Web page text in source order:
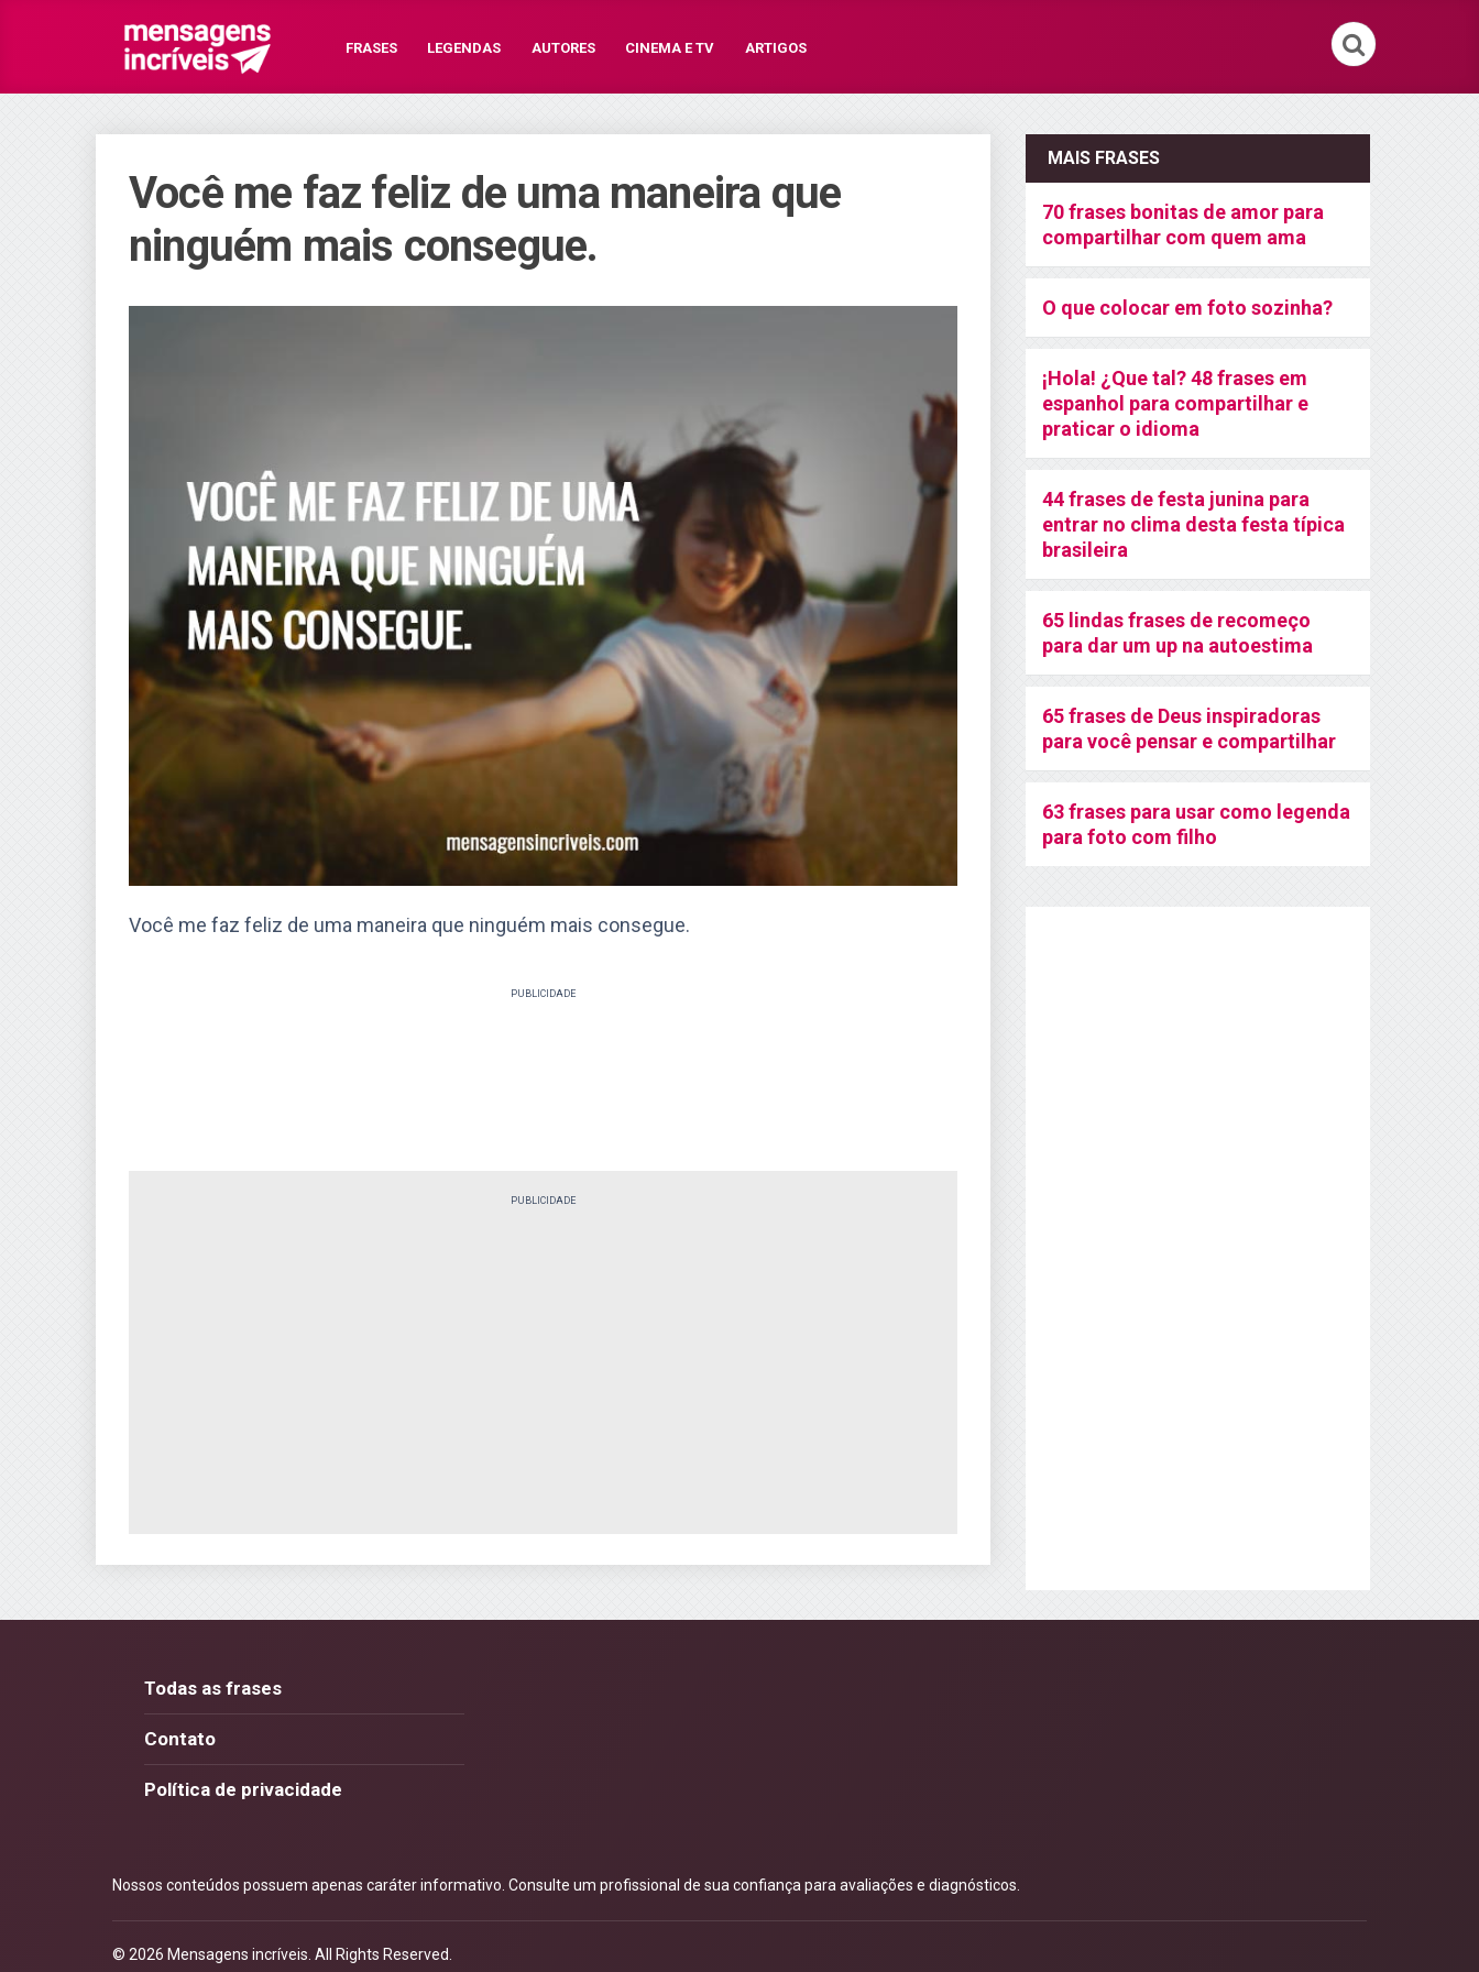
FRASES LEGENDAS AUTORES CINEMA E TV ARTIGOS
Você me faz feliz de uma maneira que
ninguém mais consegue.
Você me faz feliz de uma maneira que ninguém mais consegue.
PUBLICIDADE
PUBLICIDADE
MAIS FRASES
70 frases bonitas de amor para
compartilhar com quem ama
O que colocar em foto sozinha?
¡Hola! ¿Que tal? 48 frases em
espanhol para compartilhar e
praticar o idioma
44 frases de festa junina para
entrar no clima desta festa típica
brasileira
65 lindas frases de recomeço
para dar um up na autoestima
65 frases de Deus inspiradoras
para você pensar e compartilhar
63 frases para usar como legenda
para foto com filho
Todas as frases
Contato
Política de privacidade
Nossos conteúdos possuem apenas caráter informativo. Consulte um profissional de sua confiança para avaliações e diagnósticos.
© 2026 Mensagens incríveis . All Rights Reserved.